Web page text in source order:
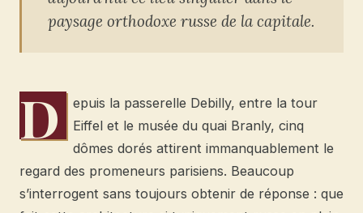
paysage orthodoxe russe de la capitale.
D
epuis la passerelle Debilly, entre la tour
Eiffel et le musée du quai Branly, cinq
dômes dorés attirent immanquablement le
regard des promeneurs parisiens. Beaucoup
s’interrogent sans toujours obtenir de réponse : que